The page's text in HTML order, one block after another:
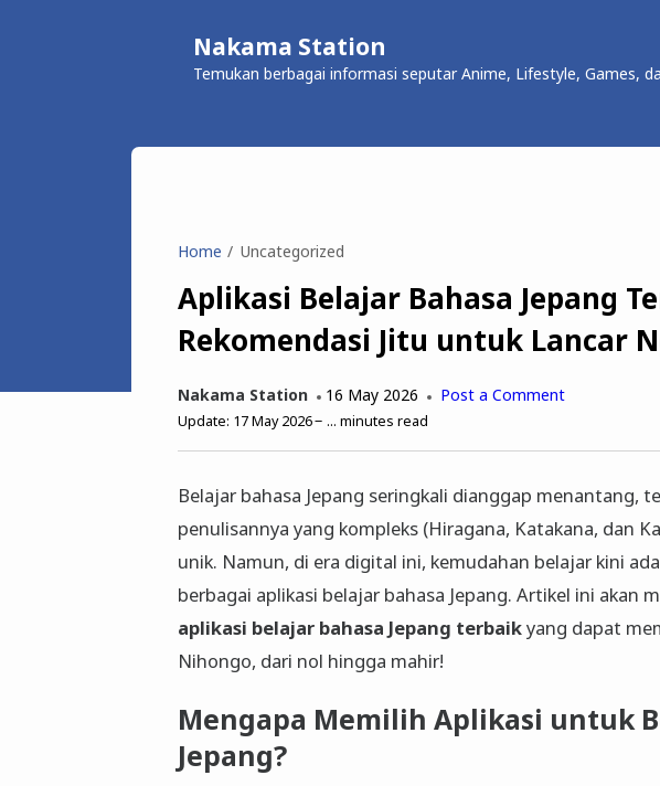
Nakama Station
Temukan berbagai informasi seputar Anime, Lifestyle, Games,
Home Uncategorized
Aplikasi Belajar Bahasa Jepang
Rekomendasi Jitu untuk Lancar
Nakama Station 16 May 2026 Post a Comment
Update: 17 May 2026 ... minutes read
Belajar bahasa Jepang seringkali dianggap menantang,
penulisannya yang kompleks (Hiragana, Katakana, dan
unik. Namun, di era digital ini, kemudahan belajar kini
berbagai aplikasi belajar bahasa Jepang. Artikel ini akan
aplikasi belajar bahasa Jepang terbaikyang dapat
Nihongo, dari nol hingga mahir!
Mengapa Memilih Aplikasi untuk
Jepang?